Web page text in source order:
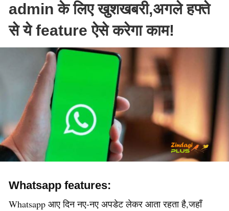
admin के लिए खुशखबरी,अगले हफ्ते
से ये feature ऐसे करेगा काम!
Whatsapp features:
Whatsapp आए दिन नए-नए अपडेट लेकर आता रहता है,जहाँ